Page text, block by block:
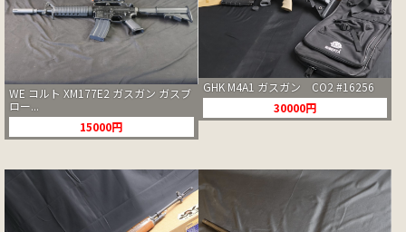
WE コルト XM177E2 ガスガン ガスブ
ロー...
15000円
GHK M4A1 ガスガン CO2 #16256
30000円